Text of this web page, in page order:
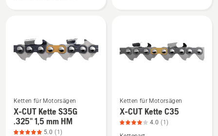
HM
von
anzeigen
Mehr
Details
Ketten für Motorsägen
X-CUT Kette S35G
.325" 1,5 mm HM
5.0 (1)
Mehr
Details
Ketten für Motorsägen
X-CUT Kette C35
4.0 (1)